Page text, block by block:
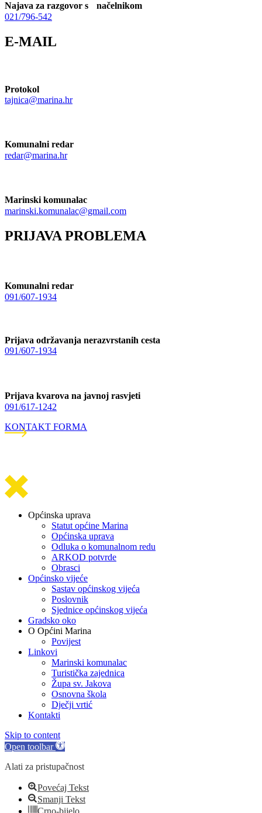
Najava za razgovor s načelnikom
021/796-542
E-MAIL
Protokol
tajnica@marina.hr
Komunalni redar
redar@marina.hr
Marinski komunalac
marinski.komunalac@gmail.com
PRIJAVA PROBLEMA
Komunalni redar
091/607-1934
Prijava održavanja nerazvrstanih cesta
091/607-1934
Prijava kvarova na javnoj rasvjeti
091/617-1242
KONTAKT FORMA
Općinska uprava
Statut općine Marina
Općinska uprava
Odluka o komunalnom redu
ARKOD potvrde
Obrasci
Općinsko vijeće
Sastav općinskog vijeća
Poslovnik
Sjednice općinskog vijeća
Gradsko oko
O Općini Marina
Povijest
Linkovi
Marinski komunalac
Turistička zajednica
Župa sv. Jakova
Osnovna škola
Dječji vrtić
Kontakti
Skip to content
Open toolbar
Alati za pristupačnost
Povećaj Tekst
Smanji Tekst
Crno-bijelo